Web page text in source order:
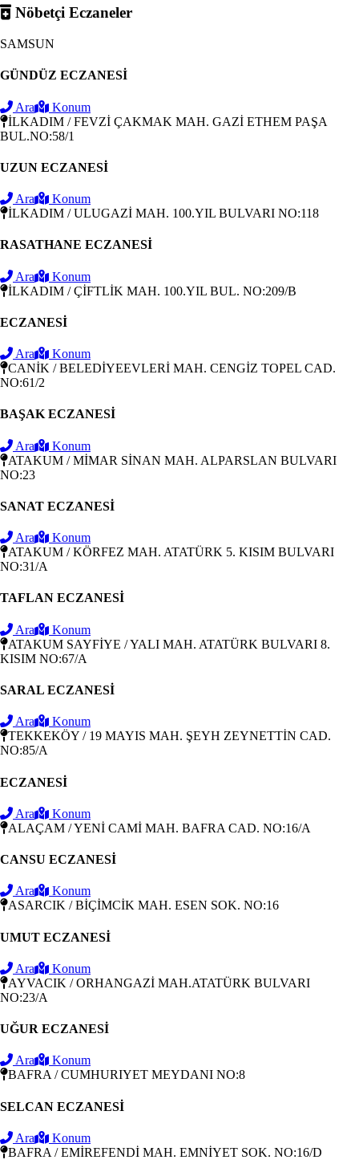
Nöbetçi Eczaneler
SAMSUN
GÜNDÜZ ECZANESİ
Ara
Konum
İLKADIM / FEVZİ ÇAKMAK MAH. GAZİ ETHEM PAŞA
BUL.NO:58/1
UZUN ECZANESİ
Ara
Konum
İLKADIM / ULUGAZİ MAH. 100.YIL BULVARI NO:118
RASATHANE ECZANESİ
Ara
Konum
İLKADIM / ÇİFTLİK MAH. 100.YIL BUL. NO:209/B
ECZANESİ
Ara
Konum
CANİK / BELEDİYEEVLERİ MAH. CENGİZ TOPEL CAD.
NO:61/2
BAŞAK ECZANESİ
Ara
Konum
ATAKUM / MİMAR SİNAN MAH. ALPARSLAN BULVARI
NO:23
SANAT ECZANESİ
Ara
Konum
ATAKUM / KÖRFEZ MAH. ATATÜRK 5. KISIM BULVARI
NO:31/A
TAFLAN ECZANESİ
Ara
Konum
ATAKUM SAYFİYE / YALI MAH. ATATÜRK BULVARI 8.
KISIM NO:67/A
SARAL ECZANESİ
Ara
Konum
TEKKEKÖY / 19 MAYIS MAH. ŞEYH ZEYNETTİN CAD.
NO:85/A
ECZANESİ
Ara
Konum
ALAÇAM / YENİ CAMİ MAH. BAFRA CAD. NO:16/A
CANSU ECZANESİ
Ara
Konum
ASARCIK / BİÇİMCİK MAH. ESEN SOK. NO:16
UMUT ECZANESİ
Ara
Konum
AYVACIK / ORHANGAZİ MAH.ATATÜRK BULVARI
NO:23/A
UĞUR ECZANESİ
Ara
Konum
BAFRA / CUMHURIYET MEYDANI NO:8
SELCAN ECZANESİ
Ara
Konum
BAFRA / EMİREFENDİ MAH. EMNİYET SOK. NO:16/D